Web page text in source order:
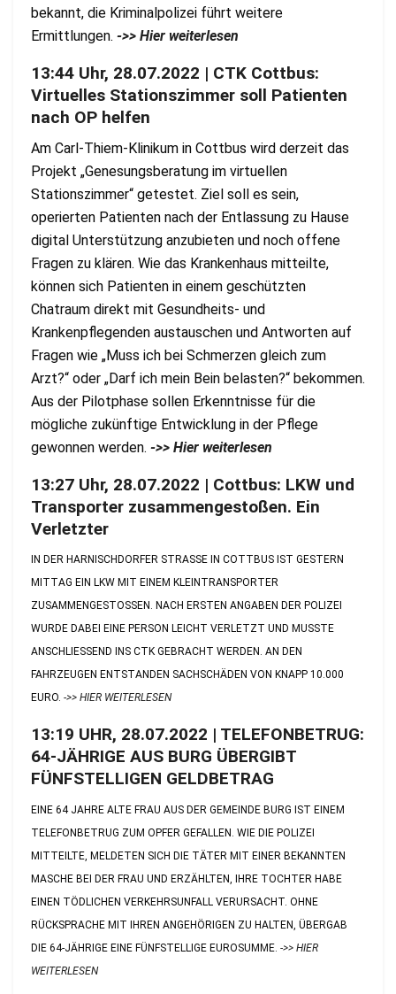
bekannt, die Kriminalpolizei führt weitere
Ermittlungen. ->> Hier weiterlesen
13:44 Uhr, 28.07.2022 | CTK Cottbus:
Virtuelles Stationszimmer soll Patienten
nach OP helfen
Am Carl-Thiem-Klinikum in Cottbus wird derzeit das
Projekt „Genesungsberatung im virtuellen
Stationszimmer“ getestet. Ziel soll es sein,
operierten Patienten nach der Entlassung zu Hause
digital Unterstützung anzubieten und noch offene
Fragen zu klären. Wie das Krankenhaus mitteilte,
können sich Patienten in einem geschützten
Chatraum direkt mit Gesundheits- und
Krankenpflegenden austauschen und Antworten auf
Fragen wie „Muss ich bei Schmerzen gleich zum
Arzt?“ oder „Darf ich mein Bein belasten?“ bekommen.
Aus der Pilotphase sollen Erkenntnisse für die
mögliche zukünftige Entwicklung in der Pflege
gewonnen werden. ->> Hier weiterlesen
13:27 Uhr, 28.07.2022 | Cottbus: LKW und
Transporter zusammengestoßen. Ein
Verletzter
IN DER HARNISCHDORFER STRASSE IN COTTBUS IST GESTERN M
ITTAG EIN LKW MIT EINEM KLEINTRANSPORTER Z
USAMMENGESTOSSEN. NACH ERSTEN ANGABEN DER POLIZEI WU
RDE DABEI EINE PERSON LEICHT VERLETZT UND MUSSTE AN
SCHLIESSEND INS CTK GEBRACHT WERDEN. AN DEN FAH
RZEUGEN ENTSTANDEN SACHSCHÄDEN VON KNAPP 10.000 EUR
O.
->> HIER WEITERLESEN
13:19 UHR, 28.07.2022 | TELEFONBETRUG:
64-JÄHRIGE AUS BURG ÜBERGIBT
FÜNFSTELLIGEN GELDBETRAG
EINE 64 JAHRE ALTE FRAU AUS DER GEMEINDE BURG IST EINEM
TELEFONBETRUG ZUM OPFER GEFALLEN. WIE DIE POLIZEI
MITTEILTE, MELDETEN SICH DIE TÄTER MIT EINER BEKANNTEN
MASCHE BEI DER FRAU UND ERZÄHLTEN, IHRE TOCHTER HABE
EINEN TÖDLICHEN VERKEHRSUNFALL VERURSACHT. OHNE
RÜCKSPRACHE MIT IHREN ANGEHÖRIGEN ZU HALTEN, ÜBERGAB
DIE 64-JÄHRIGE EINE FÜNFSTELLIGE EUROSUMME. ->> HIER
WEITERLESEN